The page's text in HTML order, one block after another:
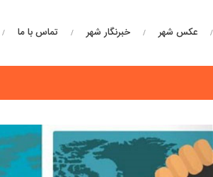
عکس شهر خبرنگار شهر تماس با ما